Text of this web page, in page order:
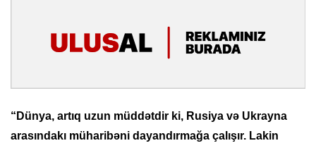
“Dünya, artıq uzun müddətdir ki, Rusiya və Ukrayna
arasındakı müharibəni dayandırmağa çalışır. Lakin